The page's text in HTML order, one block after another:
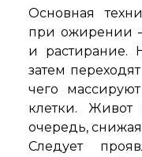
Основная
при ожирении
и растирание.
затем
чего
клетки.
очередь,
Следует